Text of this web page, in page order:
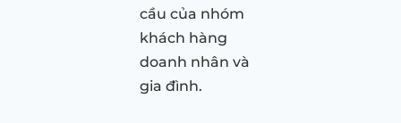
cầu của nhóm
khách hàng
doanh nhân và
gia đình.